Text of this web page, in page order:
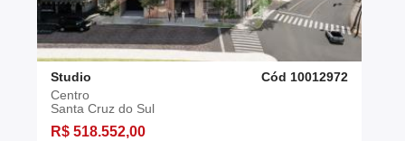
Studio
Cód 10012972
Centro
Santa Cruz do Sul
R$ 518.552,00